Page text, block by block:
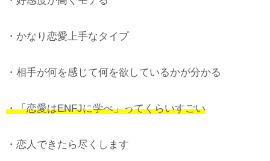
・かなり恋愛上手なタイプ
・相手が何を感じて何を欲しているかが分かる
・「恋愛はENFJに学べ」ってくらいすごい
・恋人できたら尽くします